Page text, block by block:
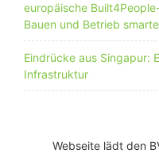
europäische
Bauen und Betrieb
Eindrücke aus Singapur:
Infrastruktur
Webseite lädt den